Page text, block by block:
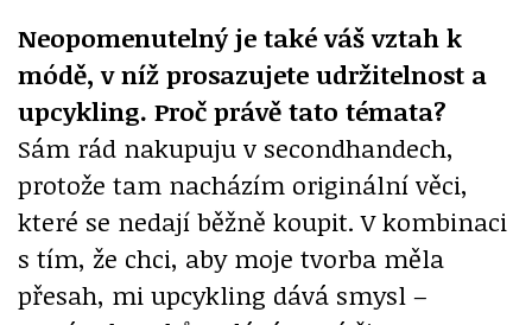
Neopomenutelný je také váš vztah k
módě, v níž prosazujete udržitelnost a
upcykling. Proč právě tato témata?
Sám rád nakupuju v secondhandech,
protože tam nacházím originální věci,
které se nedají běžně koupit. V kombinaci
s tím, že chci, aby moje tvorba měla
přesah, mi upcykling dává smysl –